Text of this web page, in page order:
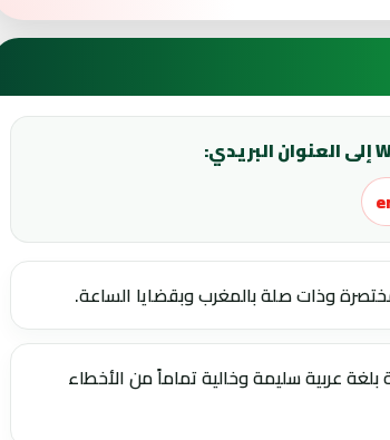
وذات صلة بالمغرب وبقضايا الساعة.
عربية سليمة وخالية تماماً من الأخطاء